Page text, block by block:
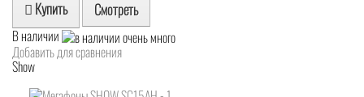
Купить Смотреть
В наличии
Добавить для сравнения
Show